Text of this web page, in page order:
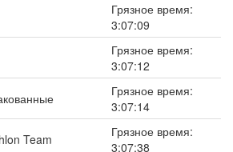
Грязное время:
3:07:09
Грязное время:
3:07:12
Грязное время:
3:07:14
Team
Грязное время:
3:07:38